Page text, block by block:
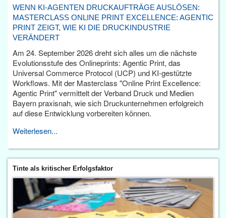
WENN KI-AGENTEN DRUCKAUFTRÄGE AUSLÖSEN:
MASTERCLASS ONLINE PRINT EXCELLENCE: AGENTIC
PRINT ZEIGT, WIE KI DIE DRUCKINDUSTRIE
VERÄNDERT
Am 24. September 2026 dreht sich alles um die nächste
Evolutionsstufe des Onlineprints: Agentic Print, das
Universal Commerce Protocol (UCP) und KI-gestützte
Workflows. Mit der Masterclass "Online Print Excellence:
Agentic Print" vermittelt der Verband Druck und Medien
Bayern praxisnah, wie sich Druckunternehmen erfolgreich
auf diese Entwicklung vorbereiten können.
Weiterlesen...
Tinte als kritischer Erfolgsfaktor